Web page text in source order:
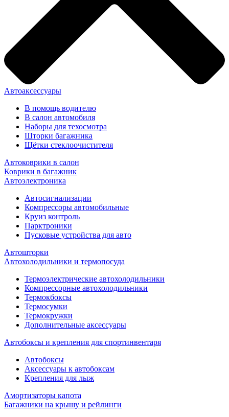
Автоаксессуары
В помощь водителю
В салон автомобиля
Наборы для техосмотра
Шторки багажника
Щётки стеклоочистителя
Автоковрики в салон
Коврики в багажник
Автоэлектроника
Автосигнализации
Компрессоры автомобильные
Круиз контроль
Парктроники
Пусковые устройства для авто
Автошторки
Автохолодильники и термопосуда
Термоэлектрические автохолодильники
Компрессорные автохолодильники
Термокбоксы
Термосумки
Термокружки
Дополнительные аксессуары
Автобоксы и крепления для спортинвентаря
Автобоксы
Аксессуары к автобоксам
Крепления для лыж
Амортизаторы капота
Багажники на крышу и рейлинги